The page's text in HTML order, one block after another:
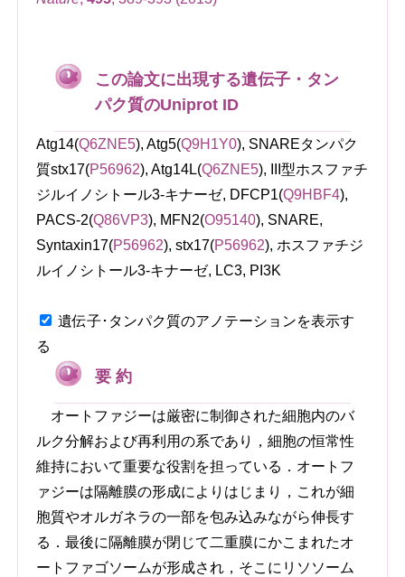
この論文に出現する遺伝子・タン
パク質のUniprot ID
Atg14(Q6ZNE5), Atg5(Q9H1Y0), SNAREタンパク
質stx17(P56962), Atg14L(Q6ZNE5), III型ホスファチ
ジルイノシトール3-キナーゼ, DFCP1(Q9HBF4),
PACS-2(Q86VP3), MFN2(O95140), SNARE,
Syntaxin17(P56962), stx17(P56962), ホスファチジ
ルイノシトール3-キナーゼ, LC3, PI3K
遺伝子･タンパク質のアノテーションを表示す
る
要 約
オートファジーは厳密に制御された細胞内のバ
ルク分解および再利用の系であり，細胞の恒常性
維持において重要な役割を担っている．オートフ
ァジーは隔離膜の形成によりはじまり，これが細
胞質やオルガネラの一部を包み込みながら伸長す
る．最後に隔離膜が閉じて二重膜にかこまれたオ
ートファゴソームが形成され，そこにリソソーム